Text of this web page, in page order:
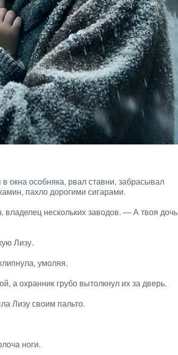
окна особняка, рвал ставни, забрасывал
пахло дорогими сигарами.
нескольких заводов. — А твоя дочь
Лизу.
умоляя.
а охранник грубо вытолкнул их за дверь.
Лизу своим пальто.
ноги.